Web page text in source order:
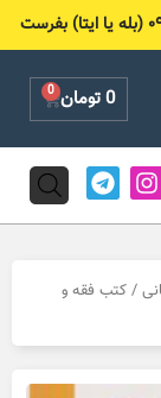
0تومان 0
Cart
I
n
s
g
a
T
e
l
r
m
/ کتب فقه و